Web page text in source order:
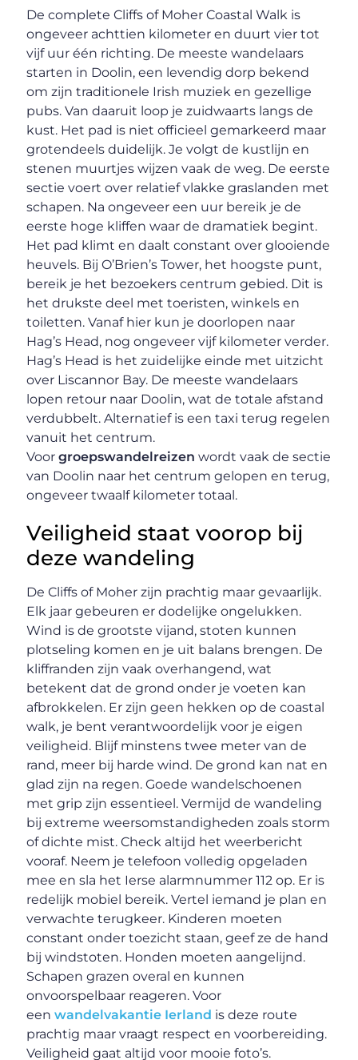
De complete Cliffs of Moher Coastal Walk is
ongeveer achttien kilometer en duurt vier tot
vijf uur één richting. De meeste wandelaars
starten in Doolin, een levendig dorp bekend
om zijn traditionele Irish muziek en gezellige
pubs. Van daaruit loop je zuidwaarts langs de
kust. Het pad is niet officieel gemarkeerd maar
grotendeels duidelijk. Je volgt de kustlijn en
stenen muurtjes wijzen vaak de weg. De eerste
sectie voert over relatief vlakke graslanden met
schapen. Na ongeveer een uur bereik je de
eerste hoge kliffen waar de dramatiek begint.
Het pad klimt en daalt constant over glooiende
heuvels. Bij O’Brien’s Tower, het hoogste punt,
bereik je het bezoekers centrum gebied. Dit is
het drukste deel met toeristen, winkels en
toiletten. Vanaf hier kun je doorlopen naar
Hag’s Head, nog ongeveer vijf kilometer verder.
Hag’s Head is het zuidelijke einde met uitzicht
over Liscannor Bay. De meeste wandelaars
lopen retour naar Doolin, wat de totale afstand
verdubbelt. Alternatief is een taxi terug regelen
vanuit het centrum.
Voorgroepswandelreizen wordt vaak de sectie
van Doolin naar het centrum gelopen en terug,
ongeveer twaalf kilometer totaal.
Veiligheid staat voorop bij
deze wandeling
De Cliffs of Moher zijn prachtig maar gevaarlijk.
Elk jaar gebeuren er dodelijke ongelukken.
Wind is de grootste vijand, stoten kunnen
plotseling komen en je uit balans brengen. De
kliffranden zijn vaak overhangend, wat
betekent dat de grond onder je voeten kan
afbrokkelen. Er zijn geen hekken op de coastal
walk, je bent verantwoordelijk voor je eigen
veiligheid. Blijf minstens twee meter van de
rand, meer bij harde wind. De grond kan nat en
glad zijn na regen. Goede wandelschoenen
met grip zijn essentieel. Vermijd de wandeling
bij extreme weersomstandigheden zoals storm
of dichte mist. Check altijd het weerbericht
vooraf. Neem je telefoon volledig opgeladen
mee en sla het Ierse alarmnummer 112 op. Er is
redelijk mobiel bereik. Vertel iemand je plan en
verwachte terugkeer. Kinderen moeten
constant onder toezicht staan, geef ze de hand
bij windstoten. Honden moeten aangelijnd.
Schapen grazen overal en kunnen
onvoorspelbaar reageren. Voor
eenwandelvakantie Ierland is deze route
prachtig maar vraagt respect en voorbereiding.
Veiligheid gaat altijd voor mooie foto’s.